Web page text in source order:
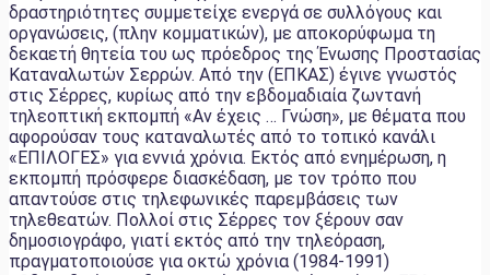
δραστηριότητες συμμετείχε ενεργά σε συλλόγους και
οργανώσεις, (πλην κομματικών), με αποκορύφωμα τη
δεκαετή θητεία του ως πρόεδρος της Ένωσης Προστασίας
Καταναλωτών Σερρών. Από την (ΕΠΚΑΣ) έγινε γνωστός
στις Σέρρες, κυρίως από την εβδομαδιαία ζωντανή
τηλεοπτική εκπομπή «Αν έχεις … Γνώση», με θέματα που
αφορούσαν τους καταναλωτές από το τοπικό κανάλι
«ΕΠΙΛΟΓΕΣ» για εννιά χρόνια. Εκτός από ενημέρωση, η
εκπομπή πρόσφερε διασκέδαση, με τον τρόπο που
απαντούσε στις τηλεφωνικές παρεμβάσεις των
τηλεθεατών. Πολλοί στις Σέρρες τον ξέρουν σαν
δημοσιογράφο, γιατί εκτός από την τηλεόραση,
πραγματοποιούσε για οκτώ χρόνια (1984-1991)